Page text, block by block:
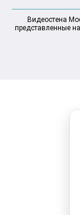
Видеостена
представленные